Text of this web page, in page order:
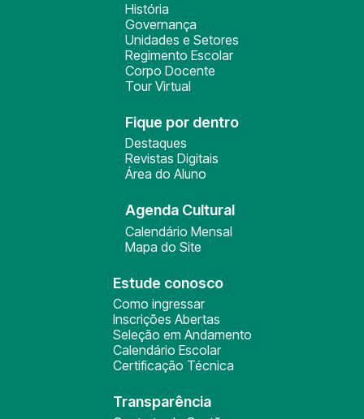
História
Governança
Unidades e Setores
Regimento Escolar
Corpo Docente
Tour Virtual
Fique por dentro
Destaques
Revistas Digitais
Área do Aluno
Agenda Cultural
Calendário Mensal
Mapa do Site
Estude conosco
Como ingressar
Inscrições Abertas
Seleção em Andamento
Calendário Escolar
Certificação Técnica
Transparência